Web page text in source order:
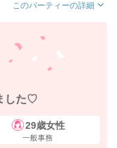
このパーティーの詳細
した♡
29歳女性
一般事務